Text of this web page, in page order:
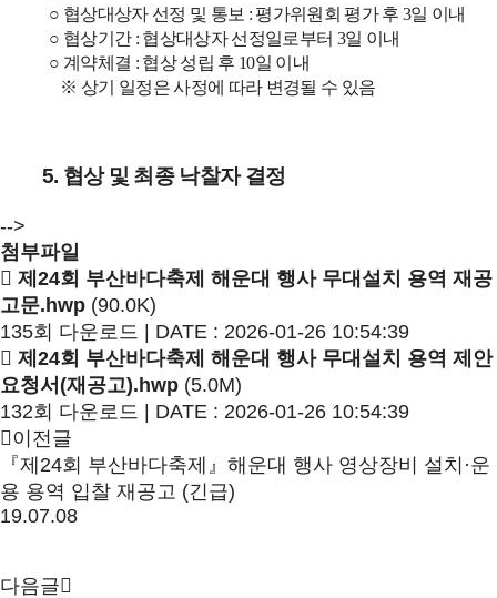
○ 협상대상자 선정 및 통보 :평가위원회 평가 후3일 이내
○ 협상기간 : 협상대상자 선정일로부터 3일 이내
○ 계약체결 : 협상 성립 후 10일 이내
※상기 일정은 사정에 따라 변경될 수 있음
5. 협상 및 최종 낙찰자 결정
-->
첨부파일
제24회 부산바다축제 해운대 행사 무대설치 용역 재공
고문.hwp (90.0K)
135회 다운로드 | DATE : 2026-01-26 10:54:39
제24회 부산바다축제 해운대 행사 무대설치 용역 제안
요청서(재공고).hwp (5.0M)
132회 다운로드 | DATE : 2026-01-26 10:54:39
이전글
『제24회 부산바다축제』해운대 행사 영상장비 설치·운
용 용역 입찰 재공고 (긴급)
19.07.08
다음글